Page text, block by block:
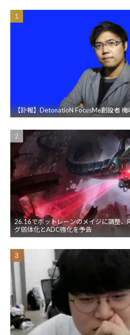
【訃報】DetonatioN FocusMe創設者
26.16でボットレーンのメイジに調整、
グ弱体化とADC強化を予告